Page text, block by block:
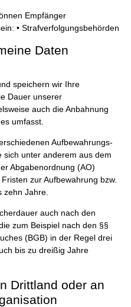
Empfänger
• Strafverfolgungsbehörden
Daten
speichern wir Ihre
Dauer unserer
auch die Anbahnung
umfasst.
Aufbewahrungs-
sich unter anderem aus dem
Abgabenordnung (AO)
zur Aufbewahrung bzw.
zehn Jahre.
auch nach den
zum Beispiel nach den §§
(BGB) in der Regel drei
bis zu dreißig Jahre
Drittland oder an